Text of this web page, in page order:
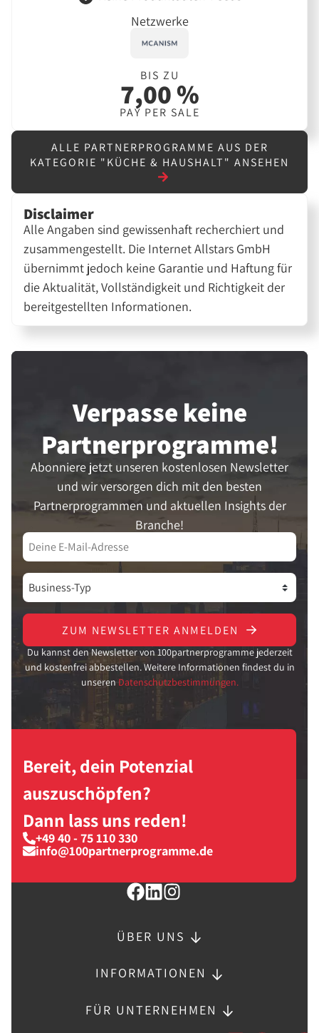
Netzwerke
BIS ZU
7,00 %
PAY PER SALE
ALLE PARTNERPROGRAMME AUS DER
KATEGORIE "KÜCHE & HAUSHALT" ANSEHEN
Disclaimer
Alle Angaben sind gewissenhaft recherchiert und
zusammengestellt. Die Internet Allstars GmbH
übernimmt jedoch keine Garantie und Haftung für
die Aktualität, Vollständigkeit und Richtigkeit der
bereitgestellten Informationen.
Verpasse keine
Partner­programme!
Abonniere jetzt unseren kostenlosen Newsletter
und wir versorgen dich mit den besten
Partnerprogrammen und aktuellen Insights der
Branche!
ZUM NEWSLETTER ANMELDEN
Du kannst den Newsletter von 100partnerprogramme jederzeit
und kostenfrei abbestellen. Weitere Informationen findest du in
unseren Datenschutzbestimmungen.
Bereit, dein Potenzial
auszuschöpfen?
Dann lass uns reden!
+49 40 - 75 110 330
info@100partnerprogramme.de
ÜBER UNS
INFORMATIONEN
FÜR UNTERNEHMEN